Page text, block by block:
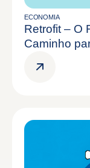
ECONOMIA
Retrofit – O
Caminho